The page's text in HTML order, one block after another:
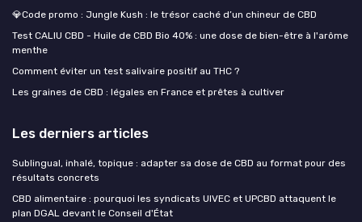
💎Code promo : Jungle Kush : le trésor caché d’un chineur de CBD
Test CALIU CBD - Huile de CBD Bio 40% : une dose de bien-être à l'arôme
menthe
Comment éviter un test salivaire positif au THC ?
Les graines de CBD : légales en France et prêtes à cultiver
Les derniers articles
Sublingual, inhalé, topique : adapter sa dose de CBD au format pour des
résultats concrets
CBD alimentaire : pourquoi les syndicats UIVEC et UPCBD attaquent le
plan DGAL devant le Conseil d'État